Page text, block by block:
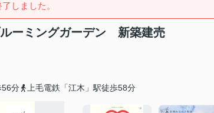
しました。
ーミングガーデン 新築建売
56分 上毛電鉄「江木」駅徒歩58分